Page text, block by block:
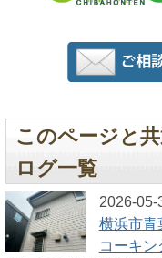
このページと
ログ一覧
2026-05-
横浜市青
コーキ